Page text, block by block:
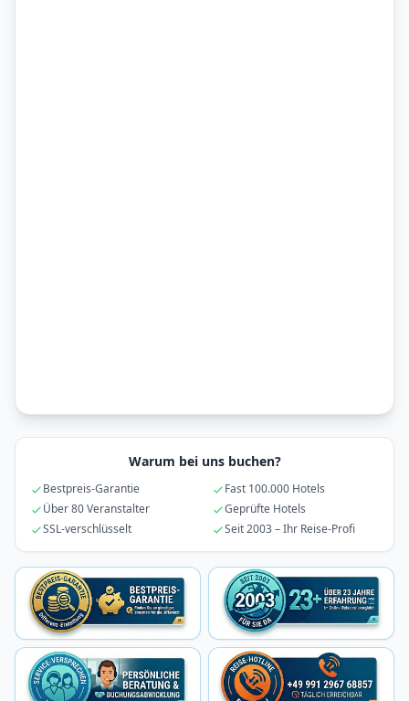
Warum bei uns buchen?
Bestpreis-Garantie
Fast 100.000 Hotels
Über 80 Veranstalter
Geprüfte Hotels
SSL-verschlüsselt
Seit 2003 – Ihr Reise-Profi